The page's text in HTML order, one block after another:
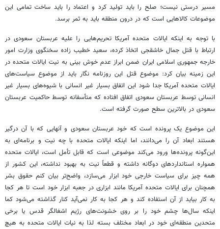
مسیر درستی نیست؛ صلح را باید تولید کرد و اعتماد را باید ساخت تمامی این
موضوعات کالاهایی است که در درون منطقه باید به ثمر برسد.
با توجه به اینکه ایالات متحده آمریکا تحریم‌هایی را علیه عربستان سعودی در
ارتباط با قتل جمال خاشقجی اتخاذ کرده، سعید خطیب زاده سخنگوی وزارت امور
خارجه جمهوری اسلامی ایران ضمن ابراز عدم خوش بینی به نیت ایالات متحده در
این زمینه بیان کرد: موضوع قتل این روزنامه نگار باید از موضوع سیاست‌های
ایالات متحده آمریکا جدا شود این اتفاق بسیار غیر انسانی با شیوه‌های بسیار غیر
انسانی توسط عربستان سعودی اتفاق افتاده که متأسفانه توسط حاکمیت عربستان
سعودی در بالاترین سطح صورت گرفته است.
این موضوع یک پرونده است که خود عربستان سعودی و آنهایی که با آن درگیر
هستند ابعاد آن را می‌دانند، اما اینکه ایالات متحده با چه نیت و برنامه‌ای به
این‌گونه پرونده‌ها ورود می‌کند موضوعی است که قابل تأمل است، ایالات متحده
همواره استانداردهای دوگانه داشته و قطعاً نیت به بهبود نداشته، این کشور از
همه چیز برای سیاست خارجی خود ابزار می‌سازد، واضح‌تر بیان کنم حقوق بشر
همچنان برای ایالات متحده آمریکا مانند ابزاری در جعبه ابزار خود است تا هر کجا
به کار بیاید از آن استفاده کند و هر کجا به کار نمی‌آید کنار گذاشته می‌شود کما
اینکه سال‌ها چشم خود را بر روی خشونت‌های رژیم اشغالگر قدس یا برخی
متحدین منطقه‌ای خود در ابعاد مختلف بسته لذا به نیات ایالات متحده به هیچ